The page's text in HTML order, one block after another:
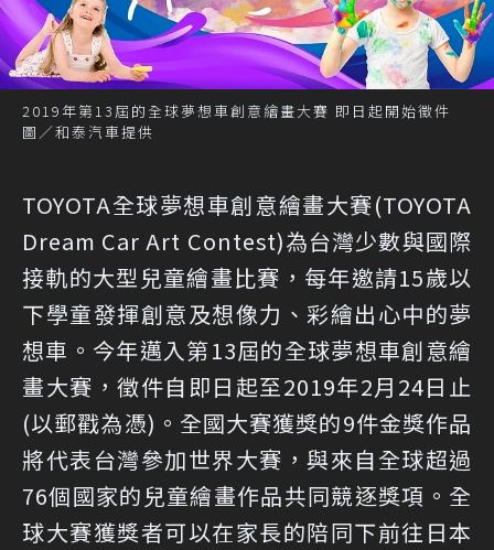
2019年第13屆的全球夢想車創意繪畫大賽 即日起開始徵件
圖／和泰汽車提供
TOYOTA全球夢想車創意繪畫大賽(TOYOTA
Dream Car Art Contest)為台灣少數與國際
接軌的大型兒童繪畫比賽，每年邀請15歲以
下學童發揮創意及想像力、彩繪出心中的夢
想車。今年邁入第13屆的全球夢想車創意繪
畫大賽，徵件自即日起至2019年2月24日止
(以郵戳為憑)。全國大賽獲獎的9件金獎作品
將代表台灣參加世界大賽，與來自全球超過
76個國家的兒童繪畫作品共同競逐獎項。全
球大賽獲獎者可以在家長的陪同下前往日本